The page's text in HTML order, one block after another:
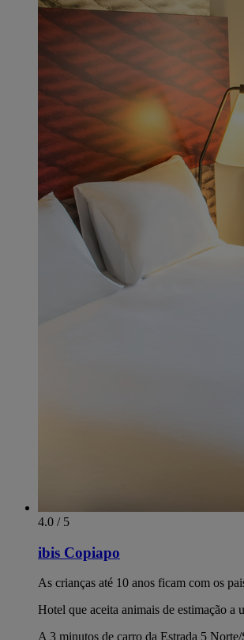
4.0 / 5
ibis Copiapo
As crianças até 10 anos ficam com os
Hotel que aceita animais de estimação a
A 3 minutos de carro da Estrada 5 Norte/